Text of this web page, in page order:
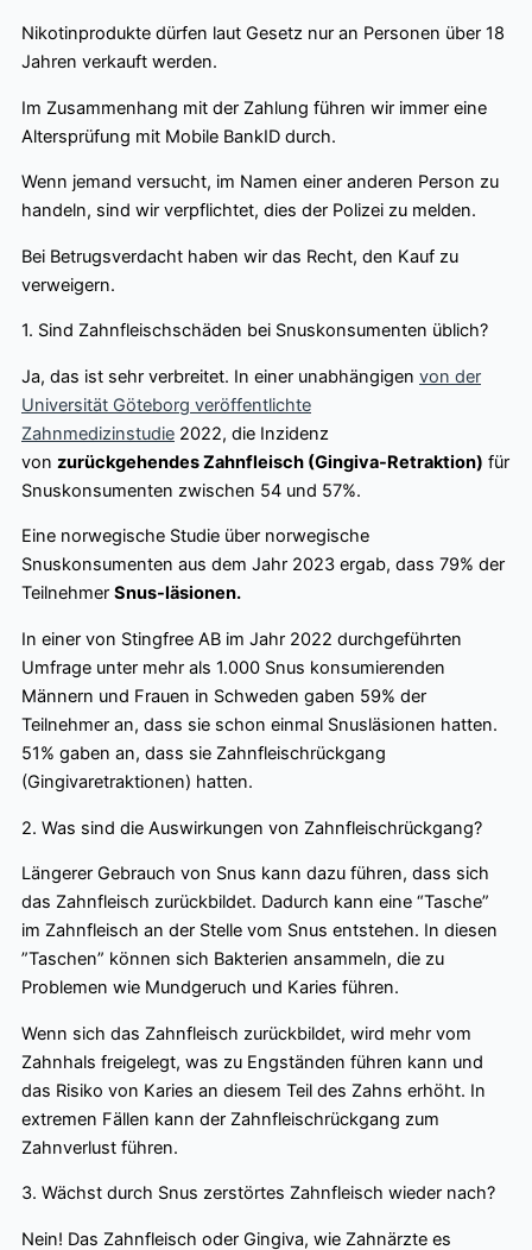
Nikotinprodukte dürfen laut Gesetz nur an Personen über 18
Jahren verkauft werden.
Im Zusammenhang mit der Zahlung führen wir immer eine
Altersprüfung mit Mobile BankID durch.
Wenn jemand versucht, im Namen einer anderen Person zu
handeln, sind wir verpflichtet, dies der Polizei zu melden.
Bei Betrugsverdacht haben wir das Recht, den Kauf zu
verweigern.
1. Sind Zahnfleischschäden bei Snuskonsumenten üblich?
Ja, das ist sehr verbreitet. In einer unabhängigen von der
Universität Göteborg veröffentlichte
Zahnmedizinstudie 2022, die Inzidenz
von zurückgehendes Zahnfleisch (Gingiva-Retraktion) für
Snuskonsumenten zwischen 54 und 57%.
Eine norwegische Studie über norwegische
Snuskonsumenten aus dem Jahr 2023 ergab, dass 79% der
Teilnehmer Snus-läsionen.
In einer von Stingfree AB im Jahr 2022 durchgeführten
Umfrage unter mehr als 1.000 Snus konsumierenden
Männern und Frauen in Schweden gaben 59% der
Teilnehmer an, dass sie schon einmal Snusläsionen hatten.
51% gaben an, dass sie Zahnfleischrückgang
(Gingivaretraktionen) hatten.
2. Was sind die Auswirkungen von Zahnfleischrückgang?
Längerer Gebrauch von Snus kann dazu führen, dass sich
das Zahnfleisch zurückbildet. Dadurch kann eine “Tasche”
im Zahnfleisch an der Stelle vom Snus entstehen. In diesen
”Taschen” können sich Bakterien ansammeln, die zu
Problemen wie Mundgeruch und Karies führen.
Wenn sich das Zahnfleisch zurückbildet, wird mehr vom
Zahnhals freigelegt, was zu Engständen führen kann und
das Risiko von Karies an diesem Teil des Zahns erhöht. In
extremen Fällen kann der Zahnfleischrückgang zum
Zahnverlust führen.
3. Wächst durch Snus zerstörtes Zahnfleisch wieder nach?
Nein! Das Zahnfleisch oder Gingiva, wie Zahnärzte es